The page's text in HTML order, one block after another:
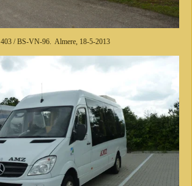
403 / BS-VN-96. Almere, 18-5-2013